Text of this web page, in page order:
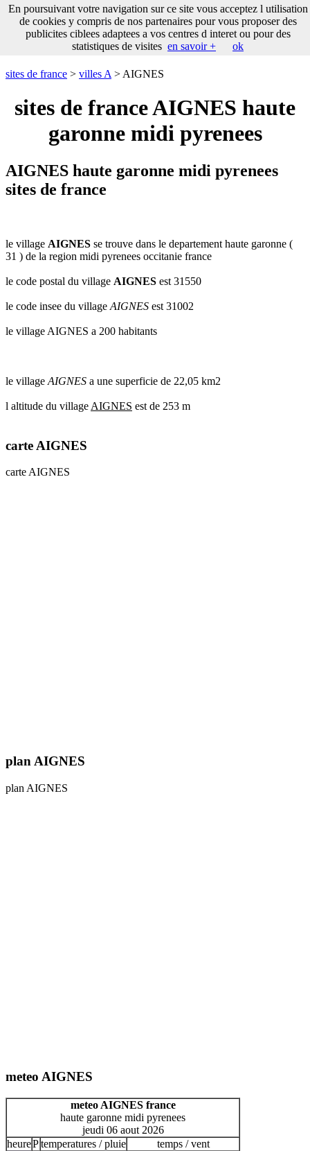
sites
france
par
I J K L M
N
R S T
U
___
___
___ sites de france
sites de france > villes A > AIGNES
sites de france AIGNES haute
garonne midi pyrenees
AIGNES haute garonne midi pyrenees
sites de france
le village AIGNES se trouve dans le departement haute garonne (
31 ) de la region midi pyrenees occitanie france
le code postal du village AIGNES est 31550
le code insee du village AIGNES est 31002
le village AIGNES a 200 habitants
le village AIGNES a une superficie de 22,05 km2
l altitude du village AIGNES est de 253 m
carte AIGNES
carte AIGNES
plan AIGNES
plan AIGNES
meteo AIGNES
meteo AIGNES france
haute garonne midi pyrenees
jeudi 06 aout 2026
heurePtemperatures / pluie temps / vent
En poursuivant votre navigation sur ce site vous acceptez l utilisation
de cookies y compris de nos partenaires pour vous proposer des
publicites ciblees adaptees a vos centres d interet ou pour des
statistiques de visites en savoir + ok